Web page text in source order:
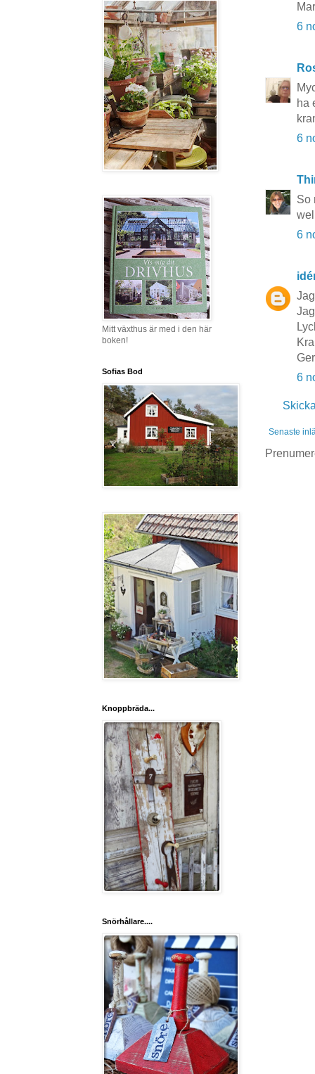
6
ha
6
So
6
6
Senaste
Mitt växthus är med i den här
boken!
Sofias Bod
Knoppbräda...
Snörhållare....